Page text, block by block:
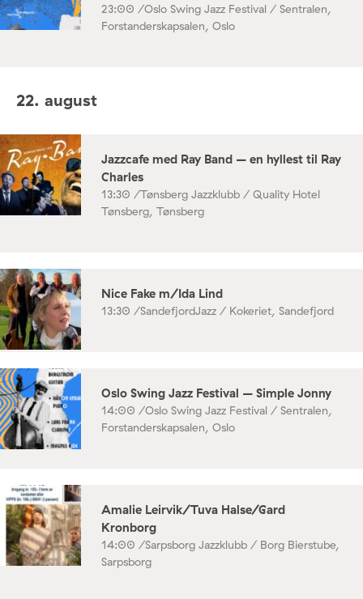
23:00 /Oslo Swing Jazz Festival / Sentralen,
Forstanderskapsalen, Oslo
22. august
Jazzcafe med Ray Band – en hyllest til Ray
Charles
13:30 /Tønsberg Jazzklubb / Quality Hotel
Tønsberg, Tønsberg
Nice Fake m/Ida Lind
13:30 /SandefjordJazz / Kokeriet, Sandefjord
Oslo Swing Jazz Festival – Simple Jonny
14:00 /Oslo Swing Jazz Festival / Sentralen,
Forstanderskapsalen, Oslo
Amalie Leirvik/Tuva Halse/Gard
Kronborg
14:00 /Sarpsborg Jazzklubb / Borg Bierstube,
Sarpsborg